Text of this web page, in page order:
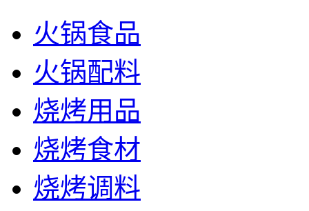
火锅食品
火锅配料
烧烤用品
烧烤食材
烧烤调料